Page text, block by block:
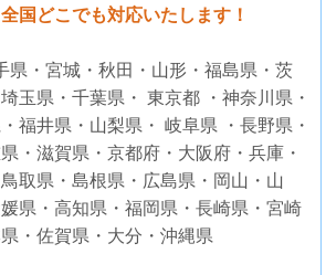
国どこでも対応いたします！
県・宮城・秋田・山形・福島県・茨
玉県・千葉県・ 東京都 ・神奈川県・
福井県・山梨県・ 岐阜県 ・長野県・
・滋賀県・京都府・大阪府・兵庫・
取県・島根県・広島県・岡山・山
県・高知県・福岡県・長崎県・宮崎
・佐賀県・大分・沖縄県